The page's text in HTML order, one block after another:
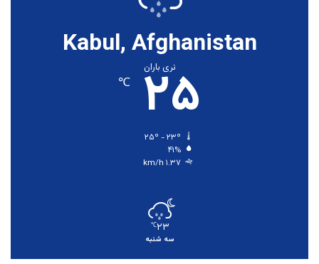
Kabul, Afghanistan
نری باران
۲۵ ℃
۴۱%
۱.۳۷ km/h
۲۳℃
سه شنبه